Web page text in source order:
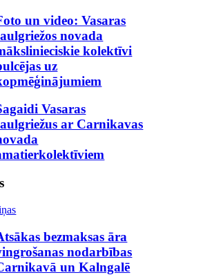
un video: Vasaras
novada
kolektīvi
uz
Vasaras
ar Carnikavas
bezmaksas āra
nodarbības
un Kalngalē